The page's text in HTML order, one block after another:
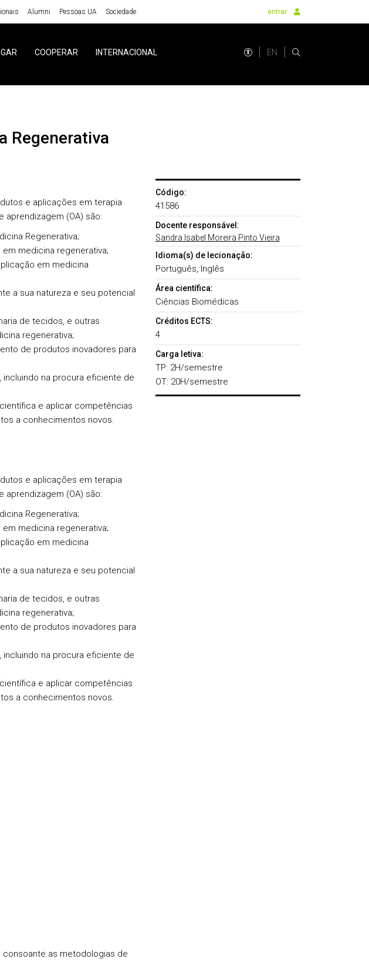
Alumni Pessoas UA Sociedade entrar
COOPERAR INTERNACIONAL EN
Regenerativa
e aplicações em terapia
aprendizagem (OA) são:
Regenerativa;
medicina regenerativa;
em medicina
a sua natureza e seu potencial
de tecidos, e outras
regenerativa;
de produtos inovadores para
na procura eficiente de
e aplicar competências
a conhecimentos novos.
e aplicações em terapia
aprendizagem (OA) são:
Regenerativa;
medicina regenerativa;
em medicina
a sua natureza e seu potencial
de tecidos, e outras
regenerativa;
de produtos inovadores para
na procura eficiente de
e aplicar competências
a conhecimentos novos.
as metodologias de
Código:
41586
Docente responsável:
Sandra Isabel Moreira Pinto Vieira
Idioma(s) de lecionação:
Português, Inglês
Área científica:
Ciências Biomédicas
Créditos ECTS:
4
Carga letiva:
TP: 2H/semestre
OT: 20H/semestre